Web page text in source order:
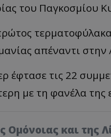
του Παγκοσμίου
απέναντι
έφτασε τις 22
με τη φανέλα της
Ομόνοιας και της